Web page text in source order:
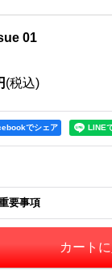
01
(税込)
でシェア
要事項